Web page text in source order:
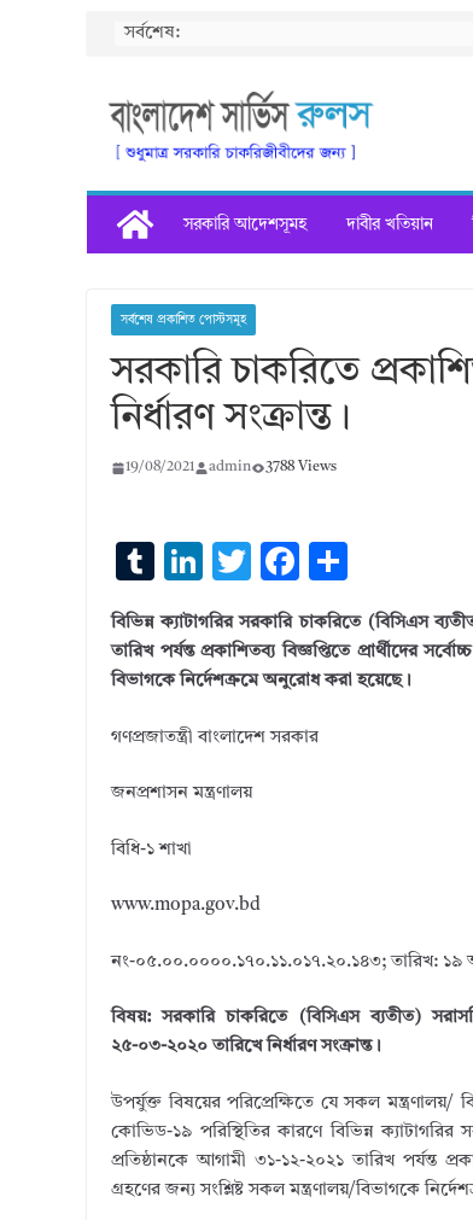
সর্বশেষ:
সরকারি আদেশসূমহ দাবীর খতিয়ান
সর্বশেষ প্রকাশিত পোস্টসমূহ
সরকারি চাকরিতে
নির্ধারণ সংক্রান্ত।
19/08/2021 admin 3788 Views
T
m
bl
Li
k
e
n
T
it
te
F
e
b
o
ar
e
বিভিন্ন ক্যাটাগরির সরকারি চাকরিতে (বিসিএস
তারিখ পর্যন্ত প্রকাশিতব্য বিজ্ঞপ্তিতে প্রার্থীদের
বিভাগকে নির্দেশক্রমে অনুরোধ করা হয়েছে।
গণপ্রজাতন্ত্রী বাংলাদেশ সরকার
জনপ্রশাসন মন্ত্রণালয়
বিধি-১ শাখা
www.mopa.gov.bd
নং-০৫.০০.০০০০.১৭০.১১.০১৭.২০.১৪৩; তারিখ: ১৯
বিষয়: সরকারি চাকরিতে (বিসিএস ব্যতীত)
২৫-০৩-২০২০ তারিখে নির্ধারণ সংক্রান্ত।
উপর্যুক্ত বিষয়ের পরিপ্রেক্ষিতে যে সকল মন্ত্রণালয়/
কোভিড-১৯ পরিস্থিতির কারণে বিভিন্ন
প্রতিষ্ঠানকে আগামী ৩১-১২-২০২১ তারিখ পর্যন্ত
গ্রহণের জন্য সংশ্লিষ্ট সকল মন্ত্রণালয়/বিভাগকে